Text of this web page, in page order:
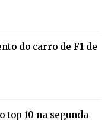
do carro de F1 de
top 10 na segunda